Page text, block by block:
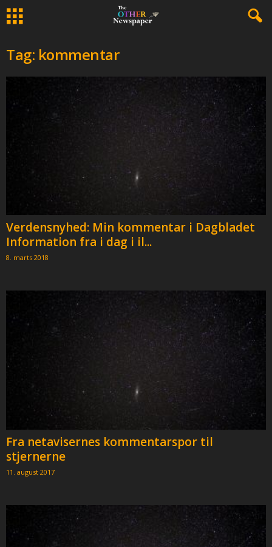
Tag: kommentar
Verdensnyhed: Min kommentar i Dagbladet
Information fra i dag i il...
8. marts 2018
Fra netavisernes kommentarspor til
stjernerne
11. august 2017